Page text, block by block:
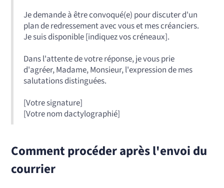
Je demande à être convoqué(e) pour discuter d'un
plan de redressement avec vous et mes créanciers.
Je suis disponible [indiquez vos créneaux].
Dans l'attente de votre réponse, je vous prie
d'agréer, Madame, Monsieur, l'expression de mes
salutations distinguées.
[Votre signature]
[Votre nom dactylographié]
Comment procéder après l'envoi du
courrier